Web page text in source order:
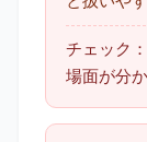
チェック
場面が分